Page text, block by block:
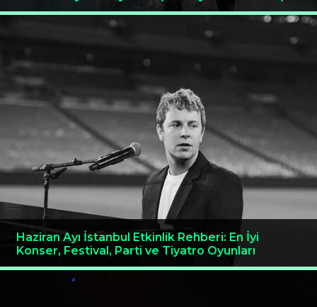
Haziran Ayı İstanbul Etkinlik Rehberi: En İyi
Konser, Festival, Parti ve Tiyatro Oyunları